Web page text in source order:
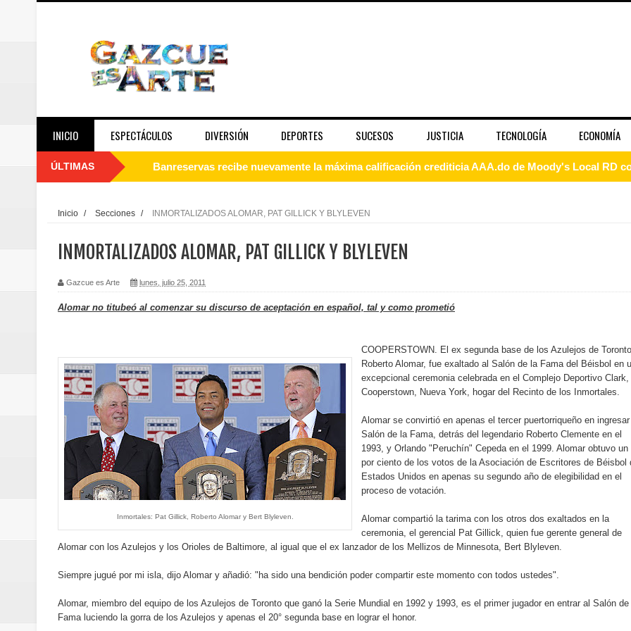
INICIO ESPECTÁCULOS DIVERSIÓN DEPORTES SUCESOS JUSTICIA TECNOLOGÍA ECONOMÍA
ÚLTIMAS Juan Luis Guerra se acompaña del coro “Más que Vencedores” y nos regala el “Canto a la
Embajada dominicana en Francia y Banreservas lanzan convocatoria para residencias artísticas
Pavel Núñez y su Bipolarband deslumbran con una noche de fusiones e invitados de lujo en el
“Los Rechazados 2” llega a los cines impulsada por la franquicia dominicana más taquillera del
Designan a Angelina Biviana Riveiro como vicepresidenta ejecutiva de Fiduciaria Reservas
Humano Seguros inaugura nueva localidad de Oficina Regional Este en La Romana
Banreservas destina RD$5,000 millones para emprendedoras en la segunda edición del Summit
Sexappeal celebra 25 años de trayectoria artística con nuevo álbum, renovación de su equipo y
conmemorativos
Maridalia Hernández y El Canario se unen al regreso de Pavel Núñez y su “Bipolarband” a Hard
Domingo
Doctor Leonardo Aguilera afirma que Banreservas seguirá impulsando la seguridad alimentaria
Inicio / Secciones / INMORTALIZADOS ALOMAR, PAT GILLICK Y BLYLEVEN
INMORTALIZADOS ALOMAR, PAT GILLICK Y BLYLEVEN
Gazcue es Arte lunes, julio 25, 2011
Alomar no titubeó al comenzar su discurso de aceptación en español, tal y como prometió
Inmortales: Pat Gillick, Roberto Alomar y Bert Blyleven.
COOPERSTOWN. El ex segunda base de los Azulejos de
Roberto Alomar, fue exaltado al Salón de la Fama del Béisbol en
excepcional ceremonia celebrada en el Complejo Deportivo Clark,
Cooperstown, Nueva York, hogar del Recinto de los Inmortales.
Alomar se convirtió en apenas el tercer puertorriqueño en ingresar
Salón de la Fama, detrás del legendario Roberto Clemente en el
1993, y Orlando "Peruchín" Cepeda en el 1999. Alomar obtuvo un
por ciento de los votos de la Asociación de Escritores de Béisbol
Estados Unidos en apenas su segundo año de elegibilidad en el
proceso de votación.
Alomar compartió la tarima con los otros dos exaltados en la
ceremonia, el gerencial Pat Gillick, quien fue gerente general de
Alomar con los Azulejos y los Orioles de Baltimore, al igual que el ex lanzador de los Mellizos de Minnesota, Bert Blyleven.
Siempre jugué por mi isla, dijo Alomar y añadió: "ha sido una bendición poder compartir este momento con todos ustedes".
Alomar, miembro del equipo de los Azulejos de Toronto que ganó la Serie Mundial en 1992 y 1993, es el primer jugador en entrar al Salón de
Fama luciendo la gorra de los Azulejos y apenas el 20° segunda base en lograr el honor.